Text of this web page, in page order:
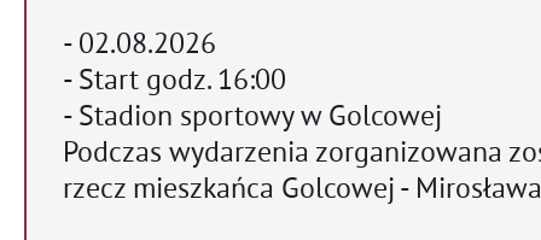
- 02.08.2026
- Start godz. 16:00
- Stadion sportowy w Golcowej
Podczas wydarzenia zorganizowana
rzecz mieszkańca Golcowej -